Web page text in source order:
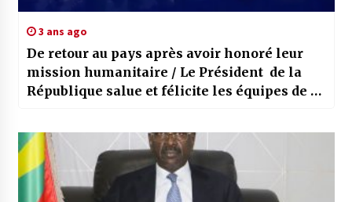
3 ans ago
De retour au pays après avoir honoré leur
mission humanitaire / Le Président de la
République salue et félicite les équipes de la